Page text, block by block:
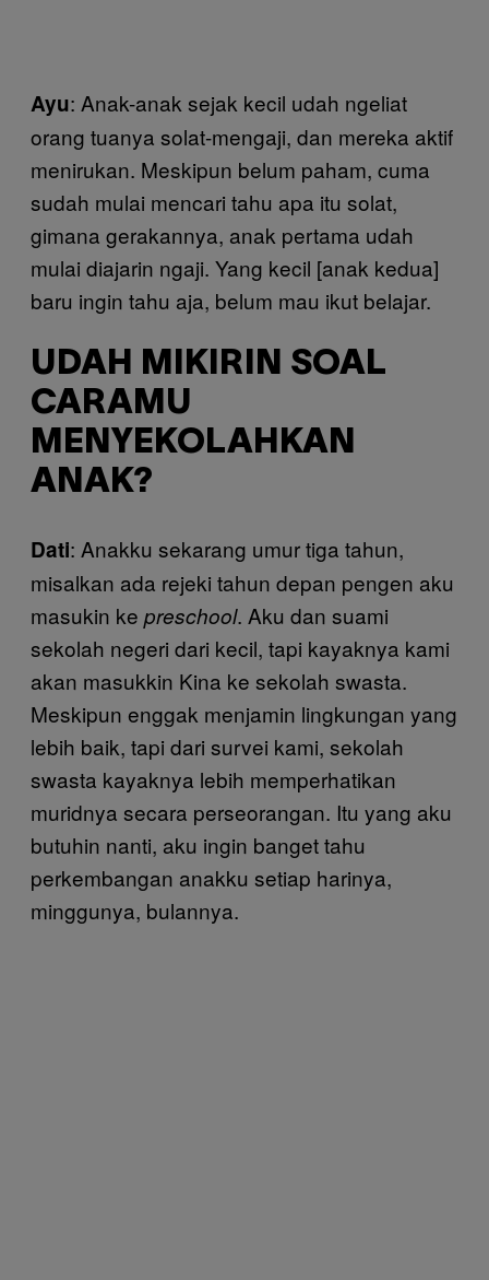
Ayu: Anak-anak sejak kecil udah ngeliat
orang tuanya solat-mengaji, dan mereka aktif
menirukan. Meskipun belum paham, cuma
sudah mulai mencari tahu apa itu solat,
gimana gerakannya, anak pertama udah
mulai diajarin ngaji. Yang kecil [anak kedua]
baru ingin tahu aja, belum mau ikut belajar.
UDAH MIKIRIN SOAL
CARAMU
MENYEKOLAHKAN
ANAK?
Dati: Anakku sekarang umur tiga tahun,
misalkan ada rejeki tahun depan pengen aku
masukin ke preschool. Aku dan suami
sekolah negeri dari kecil, tapi kayaknya kami
akan masukkin Kina ke sekolah swasta.
Meskipun enggak menjamin lingkungan yang
lebih baik, tapi dari survei kami, sekolah
swasta kayaknya lebih memperhatikan
muridnya secara perseorangan. Itu yang aku
butuhin nanti, aku ingin banget tahu
perkembangan anakku setiap harinya,
minggunya, bulannya.